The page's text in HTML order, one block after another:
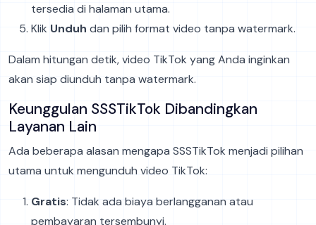
tersedia di halaman utama.
Klik Unduh dan pilih format video tanpa watermark.
Dalam hitungan detik, video TikTok yang Anda inginkan
akan siap diunduh tanpa watermark.
Keunggulan SSSTikTok Dibandingkan
Layanan Lain
Ada beberapa alasan mengapa SSSTikTok menjadi pilihan
utama untuk mengunduh video TikTok:
Gratis: Tidak ada biaya berlangganan atau
pembayaran tersembunyi.